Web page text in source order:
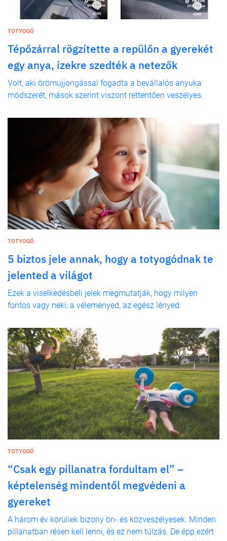
TOTYOGÓ
Tépőzárral rögzítette a repülőn a gyerekét
egy anya, ízekre szedték a netezők
Volt, aki örömujjongással fogadta a bevállalós anyuka
módszerét, mások szerint viszont rettentően veszélyes.
TOTYOGÓ
5 biztos jele annak, hogy a totyogódnak te
jelented a világot
Ezek a viselkedésbeli jelek megmutatják, hogy milyen
fontos vagy neki, a véleményed, az egész lényed.
TOTYOGÓ
“Csak egy pillanatra fordultam el” –
képtelenség mindentől megvédeni a
gyereket
A három év körüliek bizony ön- és közveszélyesek. Minden
pillanatban résen kell lenni, és ez nem túlzás. De épp ezért